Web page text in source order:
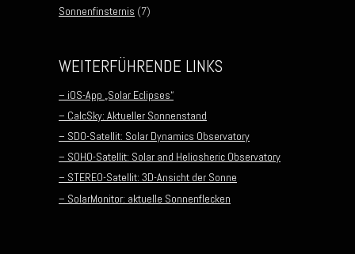
Sonnenfinsternis (7)
WEITERFÜHRENDE LINKS
– iOS-App „Solar Eclipses“
– CalcSky: Aktueller Sonnenstand
– SDO-Satellit: Solar Dynamics Observatory
– SOHO-Satellit: Solar and Heliosheric Observatory
– STEREO-Satellit: 3D-Ansicht der Sonne
– SolarMonitor: aktuelle Sonnenflecken